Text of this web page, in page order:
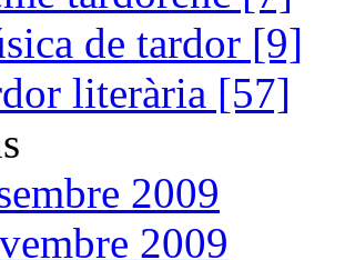
de tardor [9]
literària [57]
2009
2009